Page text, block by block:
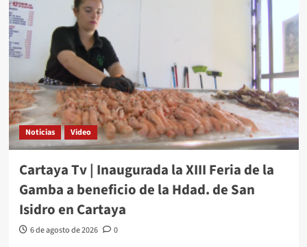
Noticias Video
Cartaya Tv | Inaugurada la XIII Feria de la
Gamba a beneficio de la Hdad. de San
Isidro en Cartaya
6 de agosto de 2026 0